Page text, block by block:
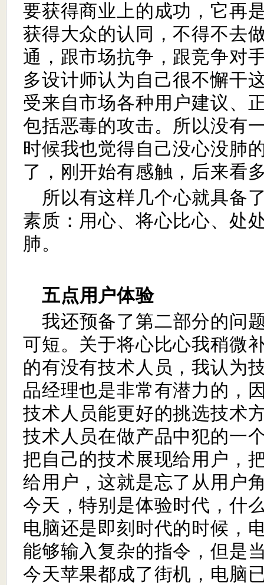
要获得商业上的成功，它再
获得大众的认同，不得不去
通，跟市场抗争，跟竞争对
多设计师认为自己很不懈干
受来自市场各种用户建议、
包括恶毒的攻击。所以没有
时候我也觉得自己没心没肺
了，刚开始有感触，后来看
所以有这样几个心就具备
素质：用心、将心比心、处
肺。
五点用户体验
我还预备了第二部分的问
可短。关于将心比心我稍微
的有没有技术人员，我认为
品经理也是非常有潜力的，
技术人员能更好的挑选技术
技术人员在做产品中犯的一
把自己的技术展现给用户，
给用户，这就是忘了从用户
今天，特别是体验时代，什
电脑还是即刻时代的时候，
能够输入复杂的指令，但是
今天苹果都成了街机，电脑